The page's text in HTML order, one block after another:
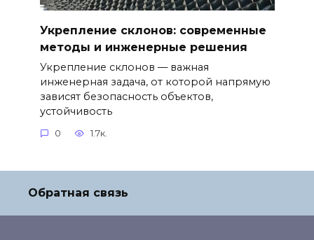
Укрепление склонов: современные
методы и инженерные решения
Укрепление склонов — важная
инженерная задача, от которой напрямую
зависят безопасность объектов,
устойчивость
0 1.7к.
Обратная связь